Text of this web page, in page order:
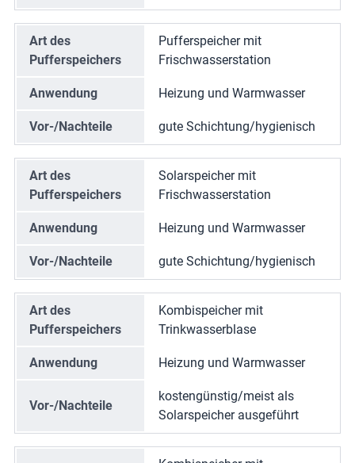
Art des
Pufferspeichers
Pufferspeicher mit
Frischwasserstation
Anwendung Heizung und Warmwasser
Vor-/Nachteile gute Schichtung/hygienisch
Art des
Pufferspeichers
Solarspeicher mit
Frischwasserstation
Anwendung Heizung und Warmwasser
Vor-/Nachteile gute Schichtung/hygienisch
Art des
Pufferspeichers
Kombispeicher mit
Trinkwasserblase
Anwendung Heizung und Warmwasser
Vor-/Nachteile
kostengünstig/meist als
Solarspeicher ausgeführt